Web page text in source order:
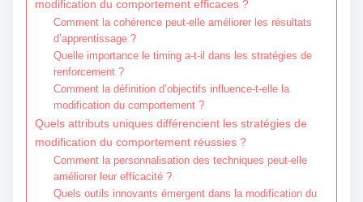
modification du comportement efficaces ?
Comment la cohérence peut-elle améliorer les résultats
d’apprentissage ?
Quelle importance le timing a-t-il dans les stratégies de
renforcement ?
Comment la définition d’objectifs influence-t-elle la
modification du comportement ?
Quels attributs uniques différencient les stratégies de
modification du comportement réussies ?
Comment la personnalisation des techniques peut-elle
améliorer leur efficacité ?
Quels outils innovants émergent dans la modification du